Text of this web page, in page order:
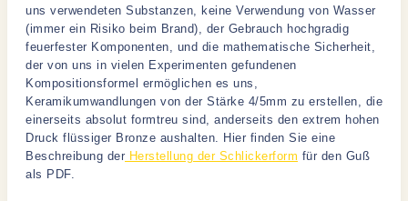
uns verwendeten Substanzen, keine Verwendung von Wasser
(immer ein Risiko beim Brand), der Gebrauch hochgradig
feuerfester Komponenten, und die mathematische Sicherheit,
der von uns in vielen Experimenten gefundenen
Kompositionsformel ermöglichen es uns,
Keramikumwandlungen von der Stärke 4/5mm zu erstellen, die
einerseits absolut formtreu sind, anderseits den extrem hohen
Druck flüssiger Bronze aushalten. Hier finden Sie eine
Beschreibung der Herstellung der Schlickerform für den Guß
als PDF.